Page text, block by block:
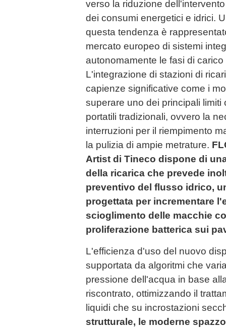
verso la riduzione
dei consumi energetici e idrici.
questa tendenza è
mercato europeo di sistemi
autonomamente le fasi di
L'integrazione di stazioni di
capienze significative come i
superare uno dei principali limiti
portatili tradizionali, ovvero la
interruzioni per il riempimento
la pulizia di ampie metrature.
Artist di Tineco dispone di
della ricarica che prevede
preventivo del flusso idrico,
progettata per incrementare
scioglimento delle macchie
proliferazione batterica sui
L'efficienza d'uso del nuovo
supportata da algoritmi che
pressione dell'acqua in base
riscontrato, ottimizzando il
liquidi che su incrostazioni
strutturale, le moderne